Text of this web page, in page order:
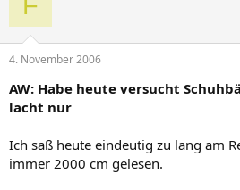
4. November 2006
AW: Habe heute versucht
lacht nur
Ich saß heute eindeutig zu lang am
immer 2000 cm gelesen.